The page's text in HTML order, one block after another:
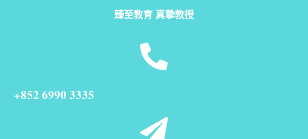
臻至教育 真摯教授
+852 6990 3335